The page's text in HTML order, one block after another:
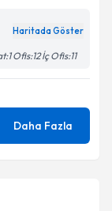
Haritada Göster
Ofis:12 İç Ofis:11
Daha Fazla